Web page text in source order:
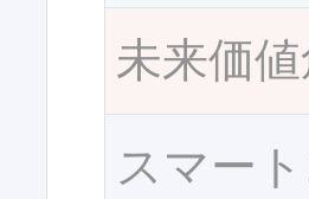
未来価
スマー